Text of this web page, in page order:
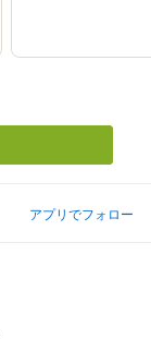
アプリでフォロー